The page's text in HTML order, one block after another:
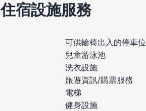
住宿設施服務
可供輪椅出入的停車位
兒童游泳池
洗衣設施
旅遊資訊/購票服務
電梯
健身設施